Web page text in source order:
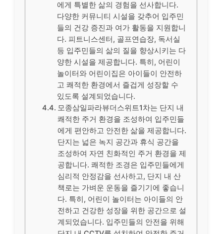
에게 특별한 삶의 경험을 선사합니다.
다양한 커뮤니티 시설을 갖추어 입주민
들의 건강 증진과 여가 활동을 지원합니
다. 피트니스센터, 골프연습장, 독서실
등 입주민들의 삶의 질을 향상시키는 다
양한 시설을 제공합니다. 특히, 어린이
놀이터와 어린이집은 아이들이 안전하
고 쾌적한 환경에서 즐겁게 성장할 수
있도록 설계되었습니다.
모종삼일파라뷰더스위트1차는 단지 내
쾌적한 주거 환경을 조성하여 입주민들
에게 편안하고 안전한 삶을 제공합니다.
단지는 넓은 녹지 공간과 휴식 공간을
조성하여 자연 친화적인 주거 환경을 제
공합니다. 쾌적한 조경은 입주민들에게
심리적 안정감을 선사하고, 단지 내 산
책로는 가벼운 운동을 즐기기에 좋습니
다. 특히, 어린이 놀이터는 아이들의 안
전하고 건강한 성장을 위한 공간으로 설
계되었습니다. 입주민들의 안전을 위해